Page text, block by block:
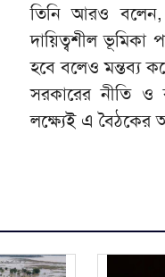
তিনি আরও
দায়িত্বশীল
হবে বলেও মন্তব্য
সরকারের নীতি ও
লক্ষ্যেই এ বৈঠকের